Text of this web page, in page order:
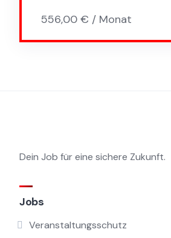
556,00 € / Monat
Dein Job für eine sichere Zukunft.
Jobs
Veranstaltungsschutz